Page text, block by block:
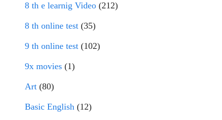
8 th e learnig Video (212)
8 th online test (35)
9 th online test (102)
9x movies (1)
Art (80)
Basic English (12)